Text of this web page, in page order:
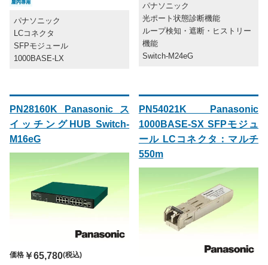
パナソニック
LCコネクタ
SFPモジュール
1000BASE-LX
パナソニック
光ポート状態診断機能
ループ検知・遮断・ヒストリー
機能
Switch-M24eG
PN28160K Panasonic ス
イッチングHUB Switch-
M16eG
価格 ￥65,780(税込)
PN54021K Panasonic
1000BASE-SX SFPモジュ
ール LCコネクタ：マルチ
550m